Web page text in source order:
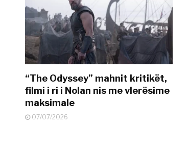
“The Odyssey” mahnit kritikët,
filmi i ri i Nolan nis me vlerësime
maksimale
07/07/2026